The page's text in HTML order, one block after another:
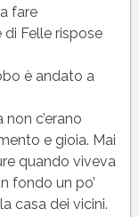
fare
Felle rispose
è andato a
c’erano
e gioia. Mai
quando viveva
fondo un po’
casa dei vicini.